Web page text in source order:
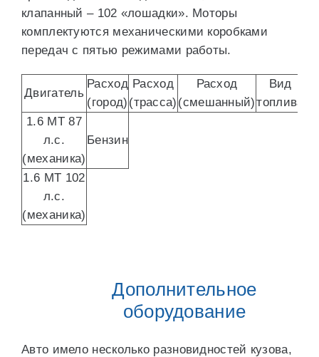
клапанный – 102 «лошадки». Моторы
комплектуются механическими коробками
передач с пятью режимами работы.
Двигатель
Расход
(город)
Расход
(трасса)
Расход
(смешанный)
Вид
топлива
1.6 MT 87
л.с.
(механика)
Бензин
1.6 MT 102
л.с.
(механика)
Дополнительное
оборудование
Авто имело несколько разновидностей кузова,